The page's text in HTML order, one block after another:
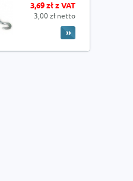
3,69 zł z VAT
3,00 zł netto